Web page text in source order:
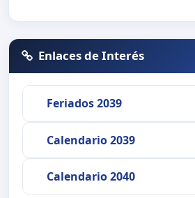
Enlaces de Interés
Feriados 2039
Calendario 2039
Calendario 2040